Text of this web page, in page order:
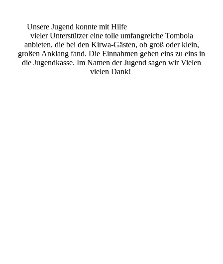
Unsere Jugend konnte mit Hilfe
vieler Unterstützer eine tolle umfangreiche Tombola
anbieten, die bei den Kirwa-Gästen, ob groß oder klein,
großen Anklang fand. Die Einnahmen gehen eins zu eins in
die Jugendkasse. Im Namen der Jugend sagen wir Vielen
vielen Dank!